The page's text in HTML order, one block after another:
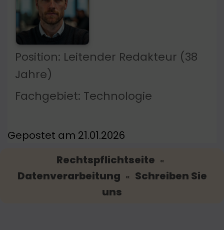
Position: Leitender Redakteur (38
Jahre)
Fachgebiet: Technologie
Gepostet am 21.01.2026
Rechtspflichtseite «
Datenverarbeitung « Schreiben Sie
uns